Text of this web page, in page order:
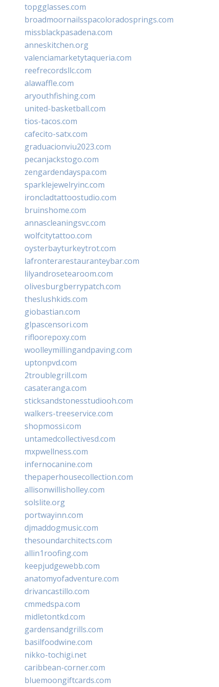
topgglasses.com
broadmoornailsspacoloradosprings.com
missblackpasadena.com
anneskitchen.org
valenciamarketytaqueria.com
reefrecordsllc.com
alawaffle.com
aryouthfishing.com
united-basketball.com
tios-tacos.com
cafecito-satx.com
graduacionviu2023.com
pecanjackstogo.com
zengardendayspa.com
sparklejewelryinc.com
ironcladtattoostudio.com
bruinshome.com
annascleaningsvc.com
wolfcitytattoo.com
oysterbayturkeytrot.com
lafronterarestauranteybar.com
lilyandrosetearoom.com
olivesburgberrypatch.com
theslushkids.com
giobastian.com
glpascensori.com
rifloorepoxy.com
woolleymillingandpaving.com
uptonpvd.com
2troublegrill.com
casateranga.com
sticksandstonesstudiooh.com
walkers-treeservice.com
shopmossi.com
untamedcollectivesd.com
mxpwellness.com
infernocanine.com
thepaperhousecollection.com
allisonwillisholley.com
solslite.org
portwayinn.com
djmaddogmusic.com
thesoundarchitects.com
allin1roofing.com
keepjudgewebb.com
anatomyofadventure.com
drivancastillo.com
cmmedspa.com
midletontkd.com
gardensandgrills.com
basilfoodwine.com
nikko-tochigi.net
caribbean-corner.com
bluemoongiftcards.com